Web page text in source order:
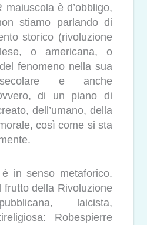
maiuscola è d’obbligo,
stiamo parlando di
storico (rivoluzione
o americana, o
fenomeno nella sua
e anche
di un piano di
dell’umano, della
così come si sta
in senso metaforico.
frutto della Rivoluzione
laicista,
Robespierre